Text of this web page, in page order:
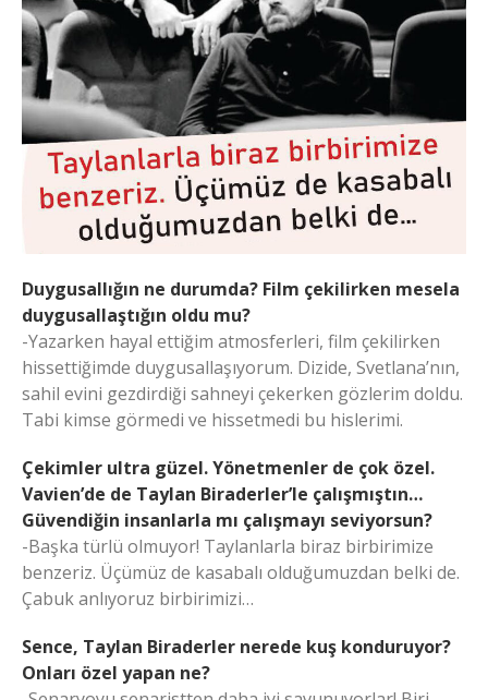
Duygusallığın ne durumda? Film çekilirken mesela
duygusallaştığın oldu mu?
-Yazarken hayal ettiğim atmosferleri, film çekilirken
hissettiğimde duygusallaşıyorum. Dizide, Svetlana’nın,
sahil evini gezdirdiği sahneyi çekerken gözlerim doldu.
Tabi kimse görmedi ve hissetmedi bu hislerimi.
Çekimler ultra güzel. Yönetmenler de çok özel.
Vavien’de de Taylan Biraderler’le çalışmıştın…
Güvendiğin insanlarla mı çalışmayı seviyorsun?
-Başka türlü olmuyor! Taylanlarla biraz birbirimize
benzeriz. Üçümüz de kasabalı olduğumuzdan belki de.
Çabuk anlıyoruz birbirimizi…
Sence, Taylan Biraderler nerede kuş konduruyor?
Onları özel yapan ne?